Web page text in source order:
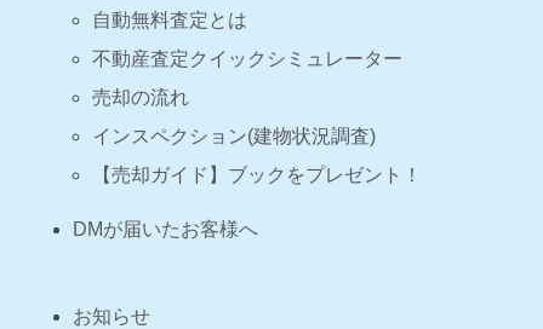
自動無料査定とは
不動産査定クイックシミュレーター
売却の流れ
インスペクション(建物状況調査)
【売却ガイド】ブックをプレゼント！
DMが届いたお客様へ
お知らせ